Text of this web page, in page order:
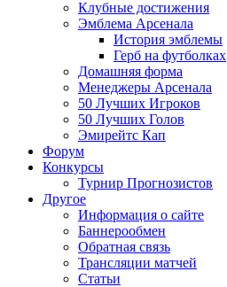
Клубные достижения
Эмблема Арсенала
История эмблемы
Герб на футболках
Домашняя форма
Менеджеры Арсенала
50 Лучших Игроков
50 Лучших Голов
Эмирейтс Кап
Форум
Конкурсы
Турнир Прогнозистов
Другое
Информация о сайте
Баннерообмен
Обратная связь
Трансляции матчей
Статьи